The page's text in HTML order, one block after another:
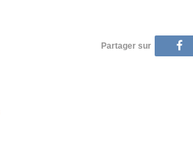
Partager sur